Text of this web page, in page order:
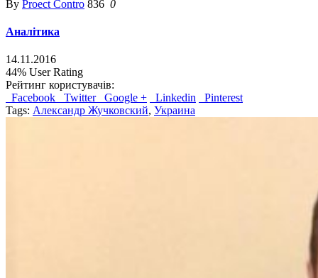
By Proect Contro 836 0
Аналітика
14.11.2016
44% User Rating
Рейтинг користувачів:
Facebook
Twitter Google + Linkedin
Pinterest
Tags: Александр Жучковский, Украина